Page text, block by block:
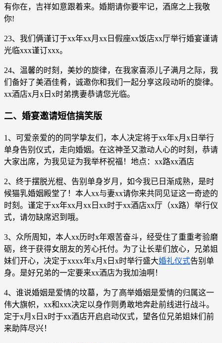
有你在，吉祥如意跟着来。婚期请你要牢记，酒席之上我敬
你!
23、我们俩谨订于xx年xx月xx日假座xx饭店xx厅举行婚宴谨请
光临xxx谨订xxx。
24、温馨的时刻，美妙的旋律，在我家喜添儿子满月之际，我
们备好了美酒佳肴，诚邀你和我们一起分享这段动听的旋律。
xx酒店x月x日x时弟携妻恭请您光临。
二、婚宴邀请短信搞笑版
1、可爱亲爱的的同学挚友们，本人决定将于xx年x月x日举行
单身告别仪式，走向婚姻。在这神圣又激动人心的时刻，恭请
大家出席，为我见证为我举杯祝福！地点：xx路xx酒店
2、终于摆脱光棍、告别单身岁月，如今我已日渐成熟，是时
候猫乳婚姻殿堂了！本人xx与妻xx请你来共同见证这一奇迹的
时刻。谨定于xx年xx月xx日xx时于xx酒店xx厅（xx路）举行仪
式，请勿缺席迟到哦。
3、众所周知，本人xx历时x年艰苦奋斗，经受住了重重考验磨
砺，终于获得女朋友的芳心托付。为了让长辈们放心，兄弟姐
妹们开心，决定于xxxx年x月x日x时举行盛大婚礼仪式告别单
身。是好兄弟的一定要来xx酒店为我加油啊！
4、谁说婚姻是爱情的坟墓，为了高举婚姻是爱情的归属这一
伟大旗帜，xx和xxx决定以身作则勇敢地奔赴前线进行战斗。
定于x月x日x时于xx酒店开启启动仪式，望各位兄弟姐妹们前
来助阵尽兴！